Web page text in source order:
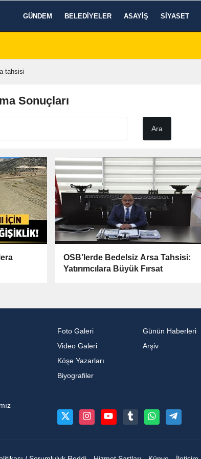
GÜNDEM BELEDIYELER ASAYIŞ SIYASET
tahsisi
Sonuçları
OSB’lerde Bedelsiz Arsa Tahsisi:
Yatırımcılara Büyük Fırsat
Foto Galeri
Video Galeri
Köşe Yazarları
Biyografiler
Günün Haberleri
Arşiv